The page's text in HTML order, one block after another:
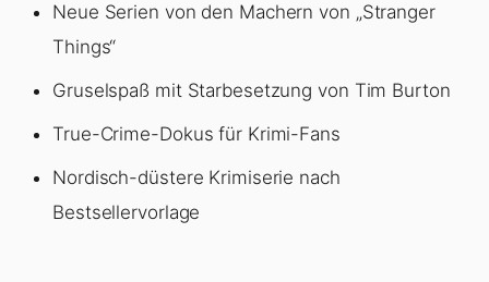
Neue Serien von den Machern von „Stranger
Things“
Gruselspaß mit Starbesetzung von Tim Burton
True-Crime-Dokus für Krimi-Fans
Nordisch-düstere Krimiserie nach
Bestsellervorlage